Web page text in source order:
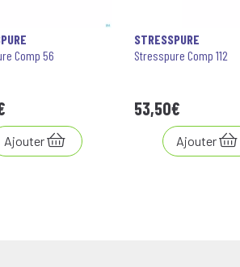
Comp 56
Ajouter
STRESSPURE
Stresspure Comp 112
53,50€
Ajouter